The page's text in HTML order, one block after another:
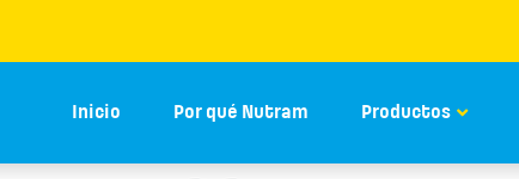
Inicio Por qué Nutram Productos